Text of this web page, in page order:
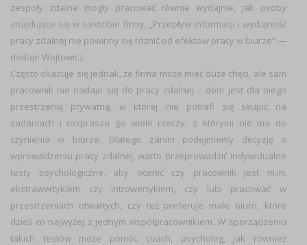
zespoły zdalne mogły pracować równie wydajnie, jak osoby
znajdujące się w siedzibie firmy. „Przepływ informacji i wydajność
pracy zdalnej nie powinny się różnić od efektów pracy w biurze” —
dodaje Wojtowicz.
Często okazuje się jednak, że firma może mieć duże chęci, ale sam
pracownik nie nadaje się do pracy zdalnej – dom jest dla niego
przestrzenią prywatną, w której nie potrafi się skupić na
zadaniach i rozprasza go wiele rzeczy, z którymi nie ma do
czynienia w biurze. Dlatego zanim podejmiemy decyzję o
wprowadzeniu pracy zdalnej, warto przeprowadzić indywidualne
testy psychologiczne, aby ocenić czy pracownik jest m.in.
ekstrawertykiem czy introwertykiem, czy lubi pracować w
przestrzeniach otwartych, czy też preferuje małe biuro, które
dzieli co najwyżej z jednym współpracownikiem. W sporządzeniu
takich testów może pomóc coach, psycholog, jak również